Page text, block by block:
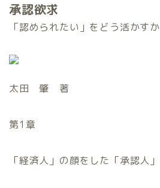
承認欲求
「認められたい」をどう活かすか
太田 肇 著
第1 章
「経済人」の顔をした「承認人」